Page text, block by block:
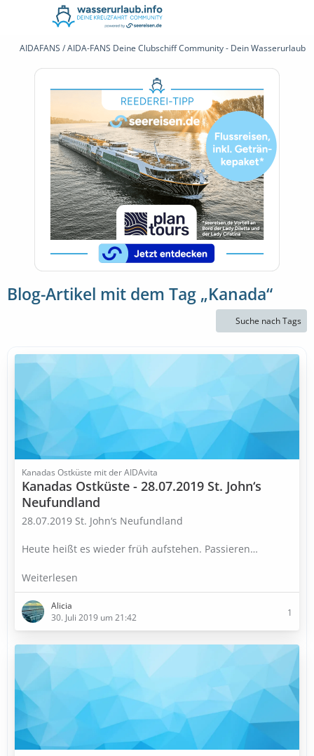
AIDAFANS / AIDA-FANS Deine Clubschiff Community - Dein Wasserurlaub
Blog-Artikel mit dem Tag „Kanada“
Suche nach Tags
Kanadas Ostküste mit der AIDAvita
Kanadas Ostküste - 28.07.2019 St. John‘s
Neufundland
28.07.2019 St. John‘s Neufundland
Heute heißt es wieder früh aufstehen. Passieren…
Weiterlesen
Alicia
30. Juli 2019 um 21:42
1